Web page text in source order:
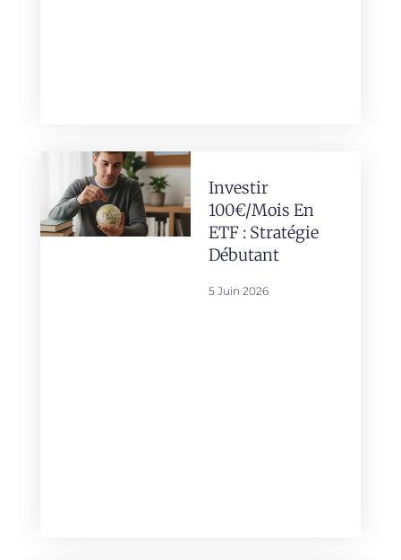
Investir
100€/mois En
ETF : Stratégie
Débutant
5 Juin 2026